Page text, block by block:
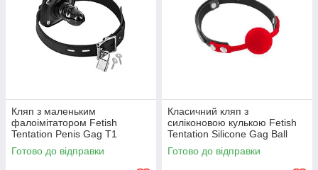
Кляп з маленьким
фалоімітатором Fetish
Tentation Penis Gag T1
Готово до відправки
Класичний кляп з
силіконовою кулькою Fetish
Tentation Silicone Gag Ball
Готово до відправки